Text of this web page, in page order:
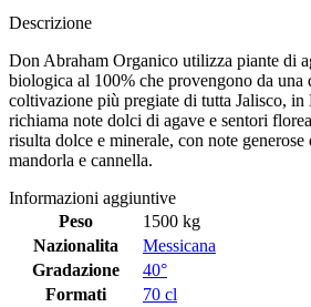
Descrizione
Don Abraham Organico utilizza piante di
biologica al 100% che provengono da una
coltivazione più pregiate di tutta Jalisco, in
richiama note dolci di agave e sentori
risulta dolce e minerale, con note generose
mandorla e cannella.
Informazioni aggiuntive
Peso
1500 kg
Nazionalita
Messicana
Gradazione
40°
Formati
70 cl